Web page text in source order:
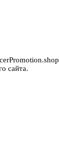
сайта.